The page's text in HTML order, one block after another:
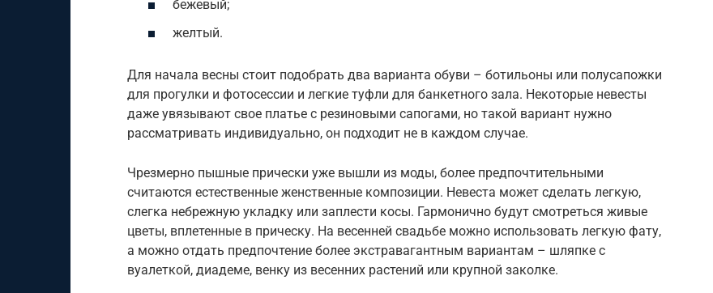
бежевый;
желтый.
Для начала весны стоит подобрать два варианта обуви – ботильоны или полусапожки
для прогулки и фотосессии и легкие туфли для банкетного зала. Некоторые невесты
даже увязывают свое платье с резиновыми сапогами, но такой вариант нужно
рассматривать индивидуально, он подходит не в каждом случае.
Чрезмерно пышные прически уже вышли из моды, более предпочтительными
считаются естественные женственные композиции. Невеста может сделать легкую,
слегка небрежную укладку или заплести косы. Гармонично будут смотреться живые
цветы, вплетенные в прическу. На весенней свадьбе можно использовать легкую фату,
а можно отдать предпочтение более экстравагантным вариантам – шляпке с
вуалеткой, диадеме, венку из весенних растений или крупной заколке.